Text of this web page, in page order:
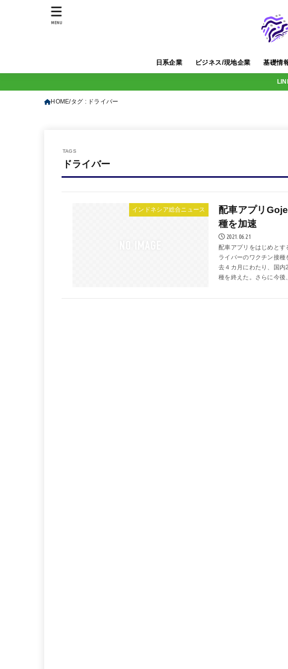
日系企業 ビジネス/現地企業 基礎情
MENU
HOME タグ : ドライバー
ドライバー
インドネシア総合ニュース
配車アプリ
種を加速
2021.06.21
配車アプリをはじめと
ライバーのワクチン接
去４カ月にわたり、国
種を終えた。さらに今後